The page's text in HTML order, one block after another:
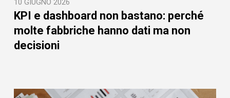
10 GIUGNO 2026
KPI e dashboard non bastano: perché
molte fabbriche hanno dati ma non
decisioni